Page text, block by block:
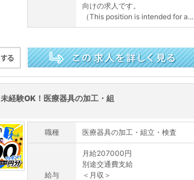
向けの求人です。
（This position is intended for a...
経験OK！医療器具の加工・組
職種 医療器具の加工・組立・検査
給与
月給207000円
別途交通費支給
＜月収＞